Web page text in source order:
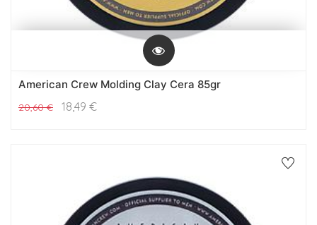
American Crew Molding Clay Cera 85gr
20,60€ 18,49 €